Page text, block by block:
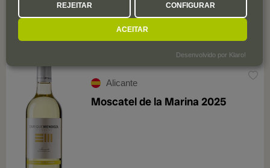
Alicante
Moscatel de la Marina 2025
REJEITAR CONFIGURAR
ACEITAR
Desenvolvido por Klaro!